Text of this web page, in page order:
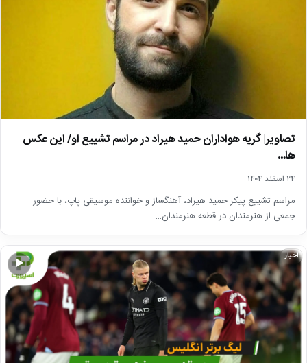
تصاویر| گریه هواداران حمید هیراد در مراسم تشییع او/ این عکس
ها…
۲۴ اسفند ۱۴۰۴
مراسم تشییع پیکر حمید هیراد، آهنگساز و خواننده موسیقی پاپ، با حضور
جمعی از هنرمندان در قطعه هنرمندان…
▶
اخبار